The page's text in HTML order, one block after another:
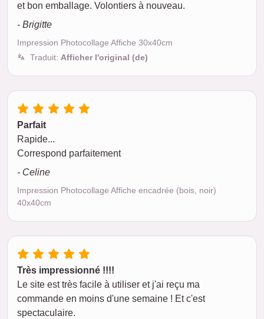
et bon emballage. Volontiers à nouveau.
- Brigitte
Impression Photocollage Affiche 30x40cm
Traduit: Afficher l'original (de)
Parfait
Rapide...
Correspond parfaitement
- Celine
Impression Photocollage Affiche encadrée (bois, noir)
40x40cm
Très impressionné !!!!
Le site est très facile à utiliser et j'ai reçu ma
commande en moins d'une semaine ! Et c'est
spectaculaire.